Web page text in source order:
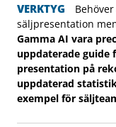
VERKTYG
säljpresentation
Gamma AI vara
uppdaterade guide
presentation på
uppdaterad
exempel för